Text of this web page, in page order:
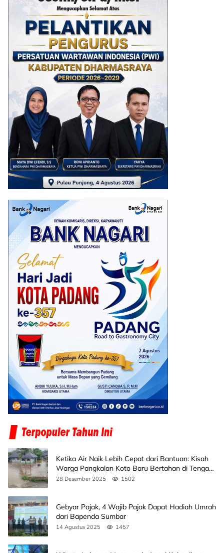
Ketika Air Naik Lebih Cepat dari Bantuan: Kisah
Warga Pangkalan Koto Baru Bertahan di Tengah
Banjir
28 Desember 2025 1502
Gebyar Pajak, 4 Wajib Pajak Dapat Hadiah Umrah
dari Bapenda Sumbar
14 Agustus 2025 1457